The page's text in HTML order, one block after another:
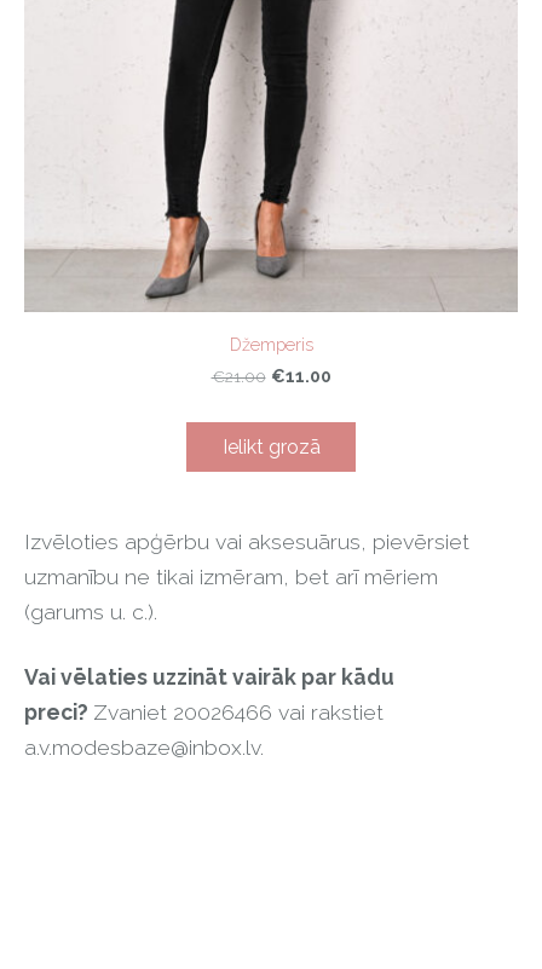
Izvēloties apģērbu vai aksesuārus, pievērsiet
uzmanību ne tikai izmēram, bet arī mēriem
(garums u. c.).
Vai vēlaties uzzināt vairāk par kādu
preci? Zvaniet 20026466 vai rakstiet
a.v.modesbaze@inbox.lv.
Džemperis
€21.00 €11.00
Ielikt grozā